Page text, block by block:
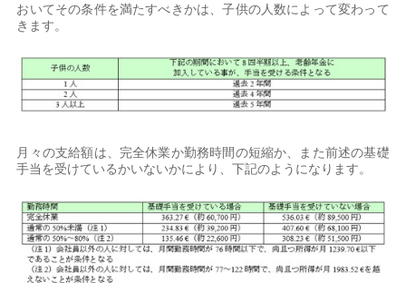
おいてその条件を満たすべきかは、子供の人数によって変わって
きます。
月々の支給額は、完全休業か勤務時間の短縮か、また前述の基礎
手当を受けているかいないかにより、下記のようになります。